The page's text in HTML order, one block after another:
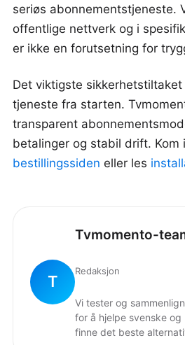
seriøs abonnementstjeneste.
offentlige nettverk og i
er ikke en forutsetning for
Det viktigste
tjeneste fra starten.
transparent
betalinger og stabil drift. Kom
bestillingssiden eller les
T
Tvmomento-
Redaksjon
Vi tester og
for å hjelpe svenske
finne det beste